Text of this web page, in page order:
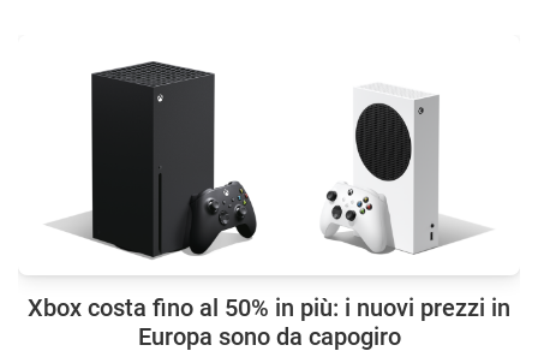
Xbox costa fino al 50% in più: i nuovi prezzi in
Europa sono da capogiro